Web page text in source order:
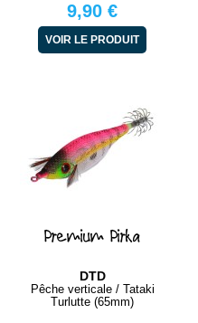
9,90 €
VOIR LE PRODUIT
Premium Pirka
DTD
Pêche verticale / Tataki
Turlutte (65mm)